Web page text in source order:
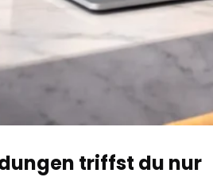
triffst du nur